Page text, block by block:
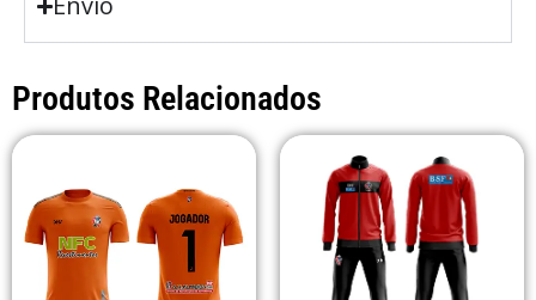
Produtos Relacionados